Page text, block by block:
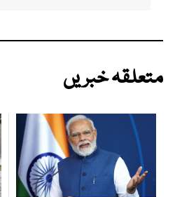
متعلقہ خبریں